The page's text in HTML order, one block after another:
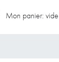
Mon panier: vide